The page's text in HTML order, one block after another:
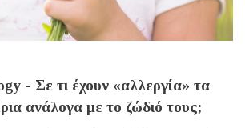
- Σε τι έχουν «αλλεργία» τα
ανάλογα με το ζώδιό τους;